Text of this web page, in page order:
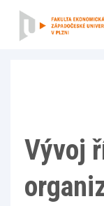
Vývoj